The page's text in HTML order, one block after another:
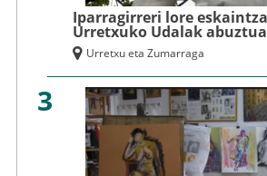
Iparragirreri lore
Urretxuko Udalak
Urretxu eta Zumarraga
3